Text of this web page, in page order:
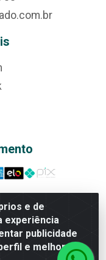
e de
experiência
publicidade
e melhorar a
3860, Jardim das
75070-415 -
24